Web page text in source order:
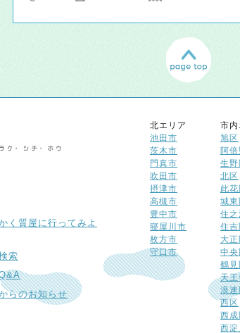
く質屋に行ってみよ
索
らのお知らせ
北エリア
池田市
茨木市
門真市
吹田市
摂津市
高槻市
豊中市
寝屋川市
枚方市
守口市
市内
旭区
阿倍
生野
北区
此花
城東
住之
住吉
大正
中央
鶴見
天
浪速
西区
西成
西淀